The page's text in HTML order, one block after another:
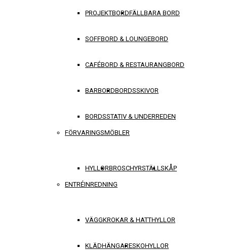
PROJEKTBORDFÄLLBARA BORD
SOFFBORD & LOUNGEBORD
CAFÉBORD & RESTAURANGBORD
BARBORDBORDSSKIVOR
BORDSSTATIV & UNDERREDEN
FÖRVARINGSMÖBLER
HYLLORBROSCHYRSTÄLLSKÅP
ENTRÉINREDNING
VÄGGKROKAR & HATTHYLLOR
KLÄDHÄNGARESKOHYLLOR